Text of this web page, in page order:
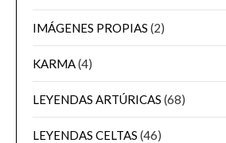
IMÁGENES PROPIAS (2)
KARMA(4)
LEYENDAS ARTÚRICAS (68)
LEYENDAS CELTAS (46)